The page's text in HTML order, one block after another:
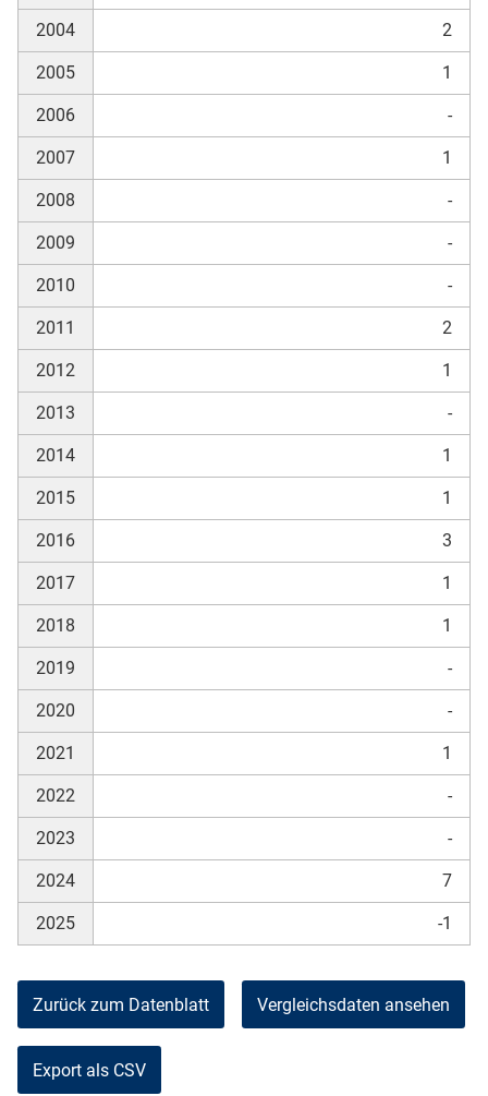
2004 2
2005 1
2006 -
2007 1
2008 -
2009 -
2010 -
2011 2
2012 1
2013 -
2014 1
2015 1
2016 3
2017 1
2018 1
2019 -
2020 -
2021 1
2022 -
2023 -
2024 7
2025 -1
Zurück zum Datenblatt Vergleichsdaten ansehen
Export als CSV